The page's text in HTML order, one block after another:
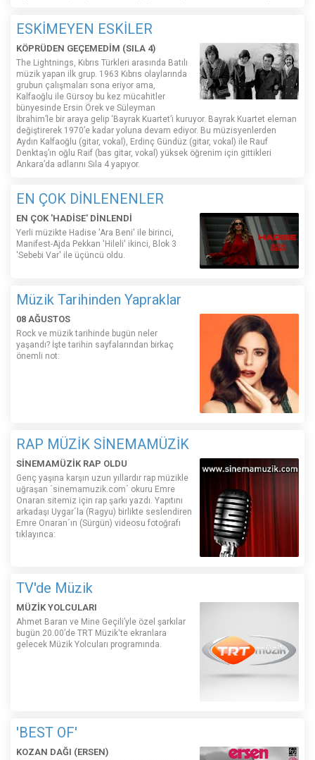
ESKİMEYEN ESKİLER
KÖPRÜDEN GEÇEMEDİM (SILA 4)
The Lightnings, Kıbrıs Türkleri arasında Batılı
müzik yapan ilk grup. 1963 Kıbrıs olaylarında
grubun çalışmaları sona eriyor ama,
Kalfaoğlu ile Gürsoy bu kez mücahitler
bünyesinde Ersin Örek ve Süleyman
İbrahim’le bir araya gelip ‘Bayrak Kuartet’i kuruyor. Bayrak Kuartet eleman
değiştirerek 1970’e kadar yoluna devam ediyor. Bu müzisyenlerden
Aydın Kalfaoğlu (gitar, vokal), Erdinç Gündüz (gitar, vokal) ile Rauf
Denktaş’ın oğlu Raif (bas gitar, vokal) yüksek öğrenim için gittikleri
Ankara’da adlarını Sıla 4 yapıyor.
EN ÇOK DİNLENENLER
EN ÇOK 'HADİSE' DİNLENDİ
Yerli müzikte Hadise 'Ara Beni' ile birinci,
Manifest-Ajda Pekkan 'Hileli' ikinci, Blok 3
'Sebebi Var' ile üçüncü oldu.
Müzik Tarihinden Yapraklar
08 AĞUSTOS
Rock ve müzik tarihinde bugün neler
yaşandı? İşte tarihin sayfalarından birkaç
önemli not:
RAP MÜZİK SİNEMAMÜZİK
SİNEMAMÜZİK RAP OLDU
Genç yaşına karşın uzun yıllardır rap müzikle
uğraşan ´sinemamuzik.com´ okuru Emre
Onaran sitemiz için rap şarkı yazdı. Yapıtını
arkadaşı Uygar´la (Ragyu) birlikte seslendiren
Emre Onaran´ın (Sürgün) videosu fotoğrafı
tıklayınca:
TV'de Müzik
MÜZİK YOLCULARI
Ahmet Baran ve Mine Geçili’yle özel şarkılar
bugün 20.00’de TRT Müzik'te ekranlara
gelecek Müzik Yolcuları programında.
'BEST OF'
KOZAN DAĞI (ERSEN)